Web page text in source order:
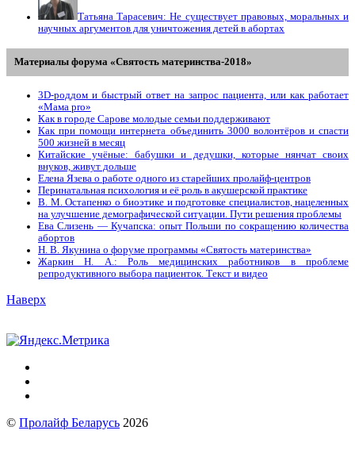
Татьяна Тарасевич: Не существует правовых, моральных и
научных аргументов для уничтожения детей в абортах
Материалы форума «Святость материнства-2018»
3D-роддом и быстрый ответ на запрос пациента, или как работает
«Мама prо»
Как в городе Сарове молодые семьи поддерживают
Как при помощи интернета объединить 3000 волонтёров и спасти
500 жизней в месяц
Китайские учёные: бабушки и дедушки, которые нянчат своих
внуков, живут дольше
Елена Язева о работе одного из старейших пролайф-центров
Перинатальная психология и её роль в акушерской практике
В. М. Остапенко о биоэтике и подготовке специалистов, нацеленных
на улучшение демографической ситуации. Пути решения проблемы
Ева Слизень — Кучапска: опыт Польши по сокращению количества
абортов
Н. В. Якунина о форуме программы «Святость материнства»
Жаркин Н. А.: Роль медицинских работников в проблеме
репродуктивного выбора пациенток. Tекст и видео
Наверх
© Пролайф Беларусь 2026